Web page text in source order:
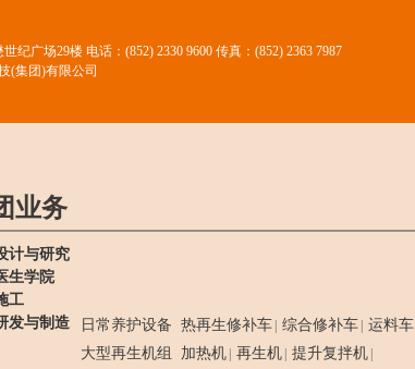
世纪广场29楼 电话：(852) 2330 9600 传真：(852) 2363 7987
(集团)有限公司
业务
计与研究
生学院
工
发与制造
日常养护设备 热再生修补车 综合修补车 运料车
大型再生机组 加热机 再生机 提升复拌机